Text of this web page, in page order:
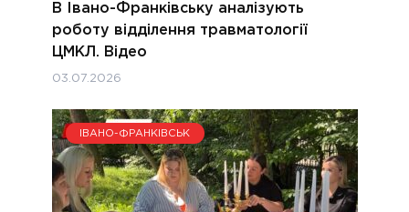
В Івано-Франківську аналізують
роботу відділення травматології
ЦМКЛ. Відео
03.07.2026
ІВАНО-ФРАНКІВСЬК